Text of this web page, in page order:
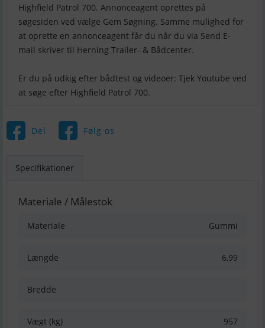
Highfield Patrol 700. Annonceagent oprettes på
søgesiden ved vælge Gem Søgning. Samme mulighed for
at oprette en annonceagent får du når du via Send E-
mail skriver til Herning Trailer- & Bådcenter.
Er du på udkig efter bådtest og videoer: Tjek Youtube ved
Del Følg os
Specifikationer
Materiale / Målestok
Materiale Gummi
Længde 6,99
Bredde
Vægt (kg) 957